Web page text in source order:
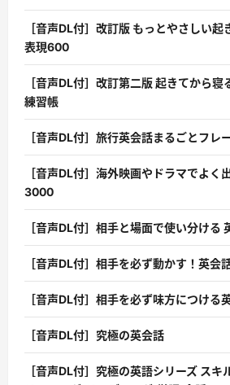
［音声DL付］改訂版 もっとやさしい
表現600
［音声DL付］改訂第二版 起きてから
練習帳
［音声DL付］旅行英会話まるごとフレ
［音声DL付］海外映画やドラマでよく
3000
［音声DL付］相手と場面で使い分ける
［音声DL付］相手を必ず動かす！英会
［音声DL付］相手を必ず味方につける
［音声DL付］究極の英会話
［音声DL付］究極の英語シリーズ ス